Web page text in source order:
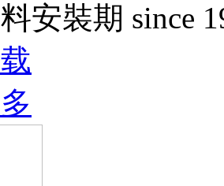
安裝期 since